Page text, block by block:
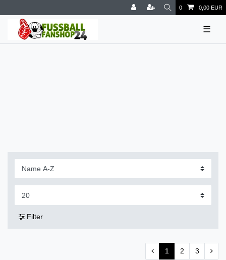
0 0,00 EUR
☰
Filter
1 2 3